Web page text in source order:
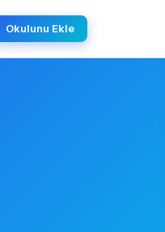
Okulunu Ekle